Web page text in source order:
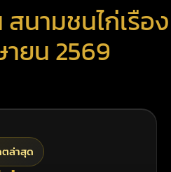
นามชนไก่เรือง
ายน 2569
ตล่าสุด